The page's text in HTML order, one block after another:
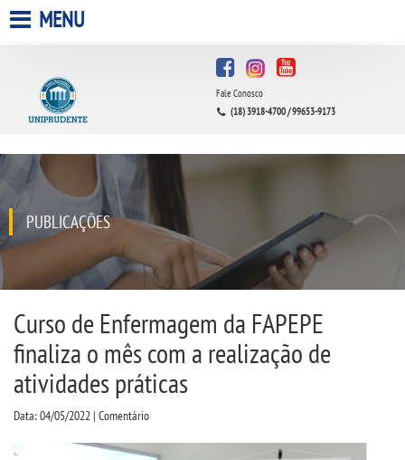
A UNIPRUDENTE
QUEM SOMOS
INFRAESTRUTURA
BIBLIOTECA
CPA
CPSA
MENU
Fale Conosco
(18) 3918-4700 / 99653-9173
PUBLICAÇÕES
Curso de Enfermagem da FAPEPE
finaliza o mês com a realização de
atividades práticas
Data: 04/05/2022 | Comentário